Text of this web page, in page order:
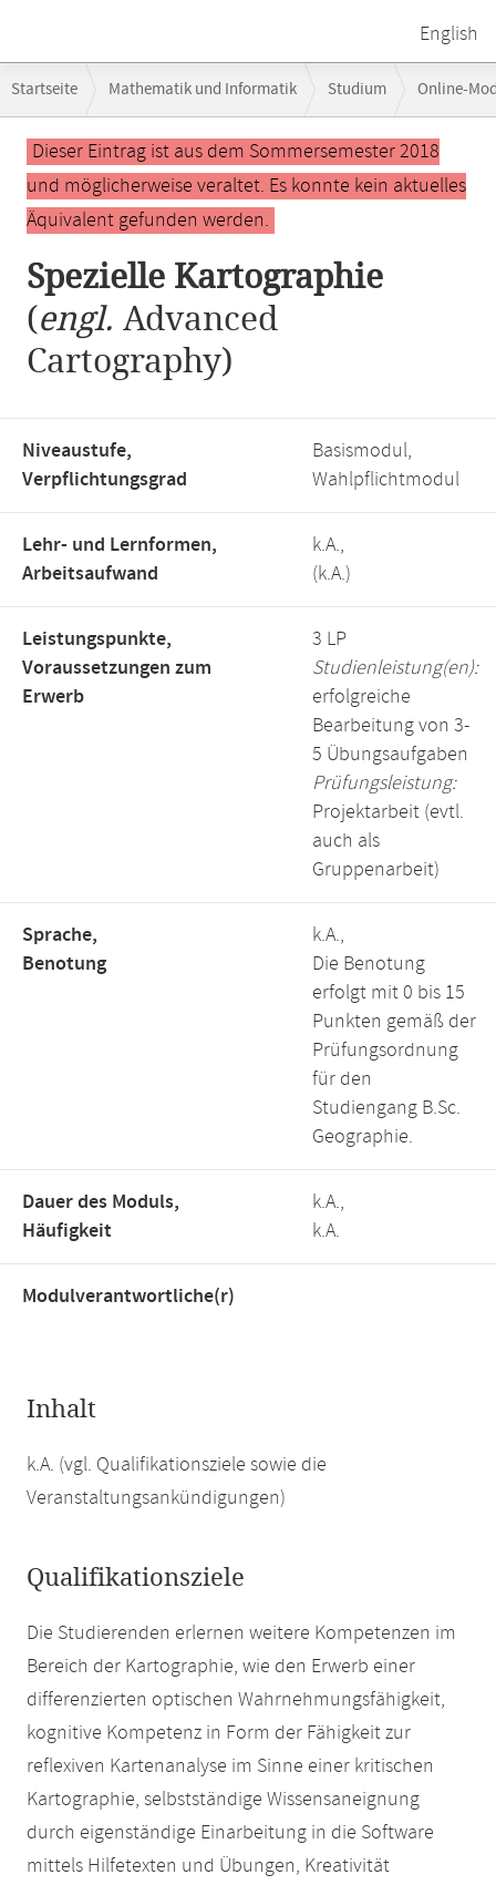
English
Navigation
Startseite Mathematik und Informatik Studium Online-
Hauptinhalt
Dieser Eintrag ist aus dem Sommersemester 2018
und möglicherweise veraltet. Es konnte kein aktuelles
Äquivalent gefunden werden.
Spezielle Kartographie
(engl. Advanced
Cartography)
Niveaustufe,
Verpflichtungsgrad
Basismodul,
Wahlpflichtmodul
Lehr- und Lernformen,
Arbeitsaufwand
k.A.,
(k.A.)
Leistungspunkte,
Voraussetzungen zum
Erwerb
3 LP
Studienleistung(en):
erfolgreiche
Bearbeitung von 3-
5 Übungsaufgaben
Prüfungsleistung:
Projektarbeit (evtl.
auch als
Gruppenarbeit)
Sprache,
Benotung
k.A.,
Die Benotung
erfolgt mit 0 bis 15
Punkten gemäß der
Prüfungsordnung
für den
Studiengang B.Sc.
Geographie.
Dauer des Moduls,
Häufigkeit
k.A.,
k.A.
Modulverantwortliche(r)
Inhalt
k.A. (vgl. Qualifikationsziele sowie die
Veranstaltungsankündigungen)
Qualifikationsziele
Die Studierenden erlernen weitere Kompetenzen im
Bereich der Kartographie, wie den Erwerb einer
differenzierten optischen Wahrnehmungsfähigkeit,
kognitive Kompetenz in Form der Fähigkeit zur
reflexiven Kartenanalyse im Sinne einer kritischen
Kartographie, selbstständige Wissensaneignung
durch eigenständige Einarbeitung in die Software
mittels Hilfetexten und Übungen, Kreativität